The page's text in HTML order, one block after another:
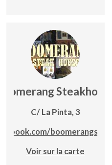
Boomerang
C/ La Pinta, 3
Voir sur la carte